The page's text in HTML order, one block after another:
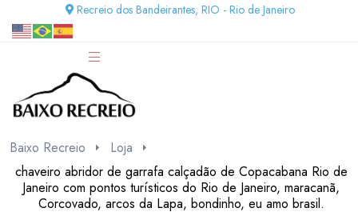
Recreio dos Bandeirantes, RIO - Rio de Janeiro
Baixo Recreio
Loja
chaveiro abridor de garrafa calçadão de Copacabana Rio de
Janeiro com pontos turísticos do Rio de Janeiro, maracanã,
Corcovado, arcos da Lapa, bondinho, eu amo brasil.